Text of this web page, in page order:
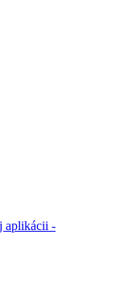
aplikácii -